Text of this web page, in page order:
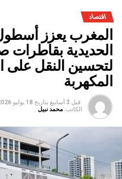
اقتصاد
المغرب يعزز
الحديدية بقاطرات
لتحسين النقل على
المكهربة
قبل 3 أسابيع بتاريخ 18 يوليو 2026
الكاتب: محمد نبيل